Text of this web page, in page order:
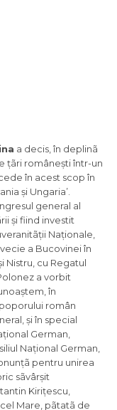
a decis, în deplinã
țãri românești într-un
în acest scop în
și Ungaria’.
general al
și fiind investit
Naționale,
a Bucovinei în
Nistru, cu Regatul
a vorbit
în
român
și în special
German,
Național German,
pentru unirea
sãvârșit
Kirițescu,
cel Mare, pãtatã de